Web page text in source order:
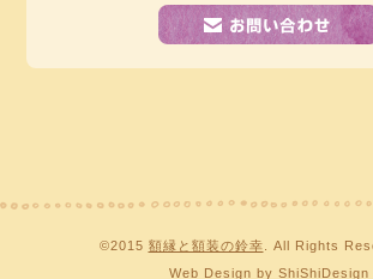
©2015 額縁と額装の鈴幸 . All Rights
Web Design by ShiShiDesign